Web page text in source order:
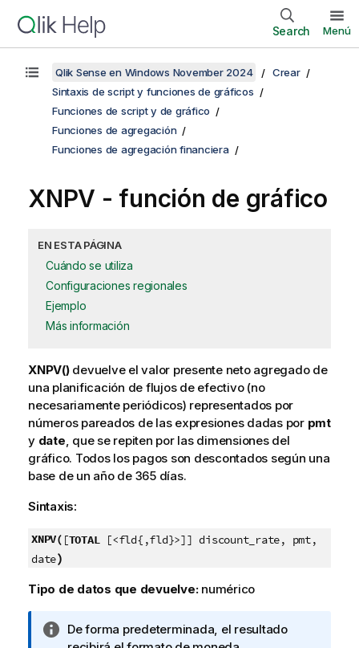
Search Menú
Qlik Sense en Windows November 2024
Crear
Sintaxis de script y funciones de gráficos
Funciones de script y de gráfico
Funciones de agregación
Funciones de agregación financiera
XNPV - función de gráfico
EN ESTA PÁGINA
Cuándo se utiliza
Configuraciones regionales
Ejemplo
Más información
XNPV()devuelve el valor presente neto agregado de
una planificación de flujos de efectivo (no
necesariamente periódicos) representados por
números pareados de las expresiones dadas por pmt
y date, que se repiten por las dimensiones del
gráfico. Todos los pagos son descontados según una
base de un año de 365 días.
Sintaxis:
XNPV( [TOTAL[<fld{,fld}>]] discount_rate, pmt,
date)
Tipo de datos que devuelve: numérico
N
De forma predeterminada, el resultado